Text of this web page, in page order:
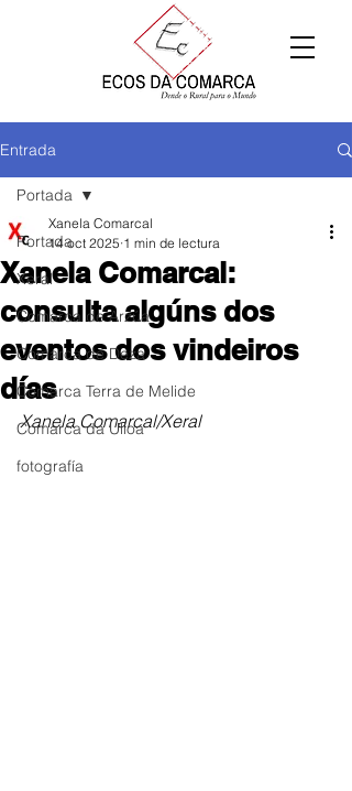
Entrada
Portada
Xeral
Comarca de Arzúa
Comarca de Deza
Comarca Terra de Melide
Comarca da Ulloa
fotografía
Portada
Xanela Comarcal:
consulta algúns dos
eventos dos vindeiros
días
Xanela Comarcal
14 oct 2025 1 min de lectura
Xanela Comarcal/Xeral